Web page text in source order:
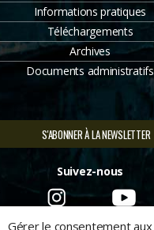
Gérer le consentement aux
Informations pratiques
Téléchargements
Archives
Documents administratifs
S'ABONNER À LA NEWSLETTER
Suivez-nous